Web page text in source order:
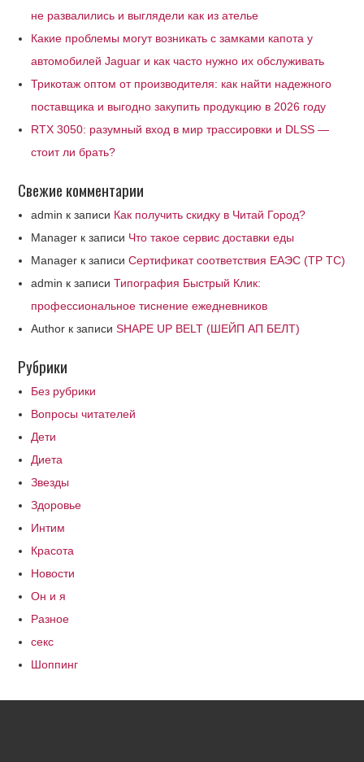
не развалились и выглядели как из ателье
Какие проблемы могут возникать с замками капота у
автомобилей Jaguar и как часто нужно их обслуживать
Трикотаж оптом от производителя: как найти надежного
поставщика и выгодно закупить продукцию в 2026 году
RTX 3050: разумный вход в мир трассировки и DLSS —
стоит ли брать?
Свежие комментарии
admin к записи Как получить скидку в Читай Город?
Manager к записи Что такое сервис доставки еды
Manager к записиСертификат соответствия ЕАЭС (ТР ТС)
admin к записиТипография Быстрый Клик:
профессиональное тиснение ежедневников
Author к записиSHAPE UP BELT (ШЕЙП АП БЕЛТ)
Рубрики
Без рубрики
Вопросы читателей
Дети
Диета
Звезды
Здоровье
Интим
Красота
Новости
Он и я
Разное
секс
Шоппинг